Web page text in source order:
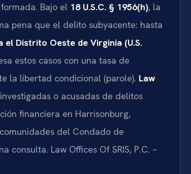
Bajo el 18 U.S.C. § 1956(h), la
pena que el delito subyacente: hasta
Distrito Oeste de Virginia (U.S.
estos casos con una tasa de
la libertad condicional (parole). Law
o acusadas de delitos
financiera en Harrisonburg,
del Condado de
consulta. Law Offices Of SRIS, P.C. –